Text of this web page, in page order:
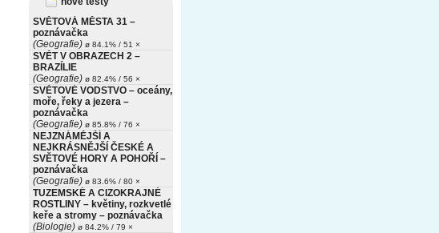
SVĚTOVÁ MĚSTA 31 –
poznávačka
(Geografie) ø 84.1% / 51 ×
SVĚT V OBRAZECH 2 –
BRAZÍLIE
(Geografie) ø 82.4% / 56 ×
SVĚTOVÉ VODSTVO – oceány,
moře, řeky a jezera –
poznávačka
(Geografie) ø 85.8% / 76 ×
NEJZNÁMĚJŠÍ A
NEJKRÁSNĚJŠÍ ČESKÉ A
SVĚTOVÉ HORY A POHOŘÍ –
poznávačka
(Geografie) ø 83.6% / 80 ×
TUZEMSKÉ A CIZOKRAJNÉ
ROSTLINY – květiny, rozkvetlé
keře a stromy – poznávačka
(Biologie) ø 84.2% / 79 ×